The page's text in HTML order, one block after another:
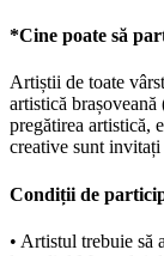
*Cine poate să
Artiștii de toate
artistică
pregătirea artistică,
creative sunt invitați
Condiții de
• Artistul trebuie să